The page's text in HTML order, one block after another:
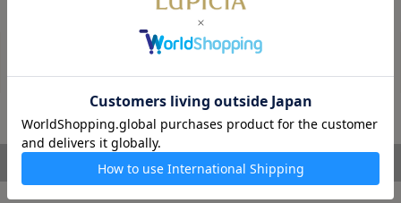
カスタマーハラスメントについて